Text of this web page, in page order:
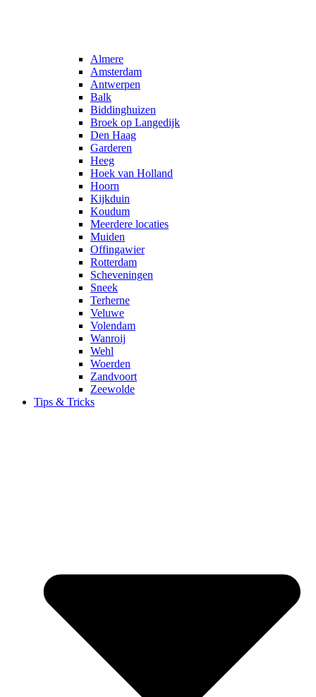
Almere
Amsterdam
Antwerpen
Balk
Biddinghuizen
Broek op Langedijk
Den Haag
Garderen
Heeg
Hoek van Holland
Hoorn
Kijkduin
Koudum
Meerdere locaties
Muiden
Offingawier
Rotterdam
Scheveningen
Sneek
Terherne
Veluwe
Volendam
Wanroij
Wehl
Woerden
Zandvoort
Zeewolde
Tips & Tricks